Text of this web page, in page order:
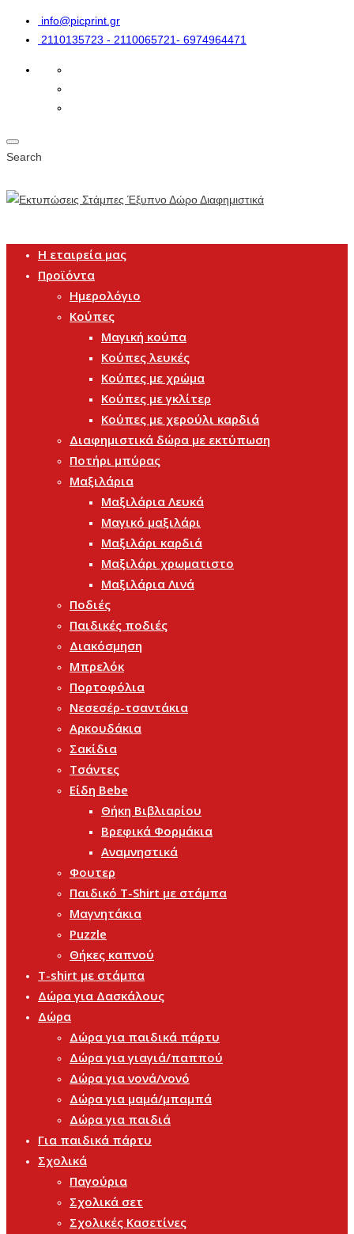
info@picprint.gr
2110135723 - 2110065721- 6974964471
Search
Η εταιρεία μας
Προϊόντα
Ημερολόγιο
Κούπες
Μαγική κούπα
Κούπες λευκές
Κούπες με χρώμα
Κούπες με γκλίτερ
Κούπες με χερούλι καρδιά
Διαφημιστικά δώρα με εκτύπωση
Ποτήρι μπύρας
Μαξιλάρια
Μαξιλάρια Λευκά
Μαγικό μαξιλάρι
Μαξιλάρι καρδιά
Μαξιλάρι χρωματιστο
Μαξιλάρια Λινά
Ποδιές
Παιδικές ποδιές
Διακόσμηση
Μπρελόκ
Πορτοφόλια
Νεσεσέρ-τσαντάκια
Αρκουδάκια
Σακίδια
Τσάντες
Είδη Bebe
Θήκη Βιβλιαρίου
Βρεφικά Φορμάκια
Αναμνηστικά
Φουτερ
Παιδικό T-Shirt με στάμπα
Μαγνητάκια
Puzzle
Θήκες καπνού
T-shirt με στάμπα
Δώρα για Δασκάλους
Δώρα
Δώρα για παιδικά πάρτυ
Δώρα για γιαγιά/παππού
Δώρα για νονά/νονό
Δώρα για μαμά/μπαμπά
Δώρα για παιδιά
Για παιδικά πάρτυ
Σχολικά
Παγούρια
Σχολικά σετ
Σχολικές Κασετίνες